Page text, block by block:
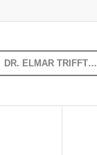
DR. ELMAR TRIFFT…